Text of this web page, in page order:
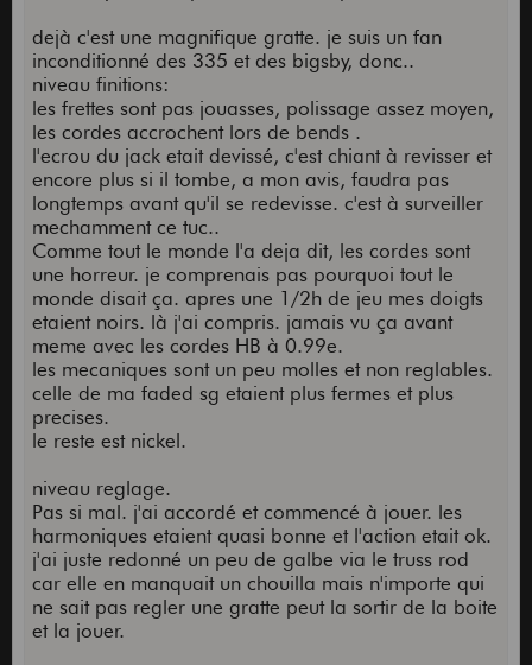
dejà c'est une magnifique gratte. je suis un fan
inconditionné des 335 et des bigsby, donc..
niveau finitions:
les frettes sont pas jouasses, polissage assez moyen,
les cordes accrochent lors de bends .
l'ecrou du jack etait devissé, c'est chiant à revisser et
encore plus si il tombe, a mon avis, faudra pas
longtemps avant qu'il se redevisse. c'est à surveiller
mechamment ce tuc..
Comme tout le monde l'a deja dit, les cordes sont
une horreur. je comprenais pas pourquoi tout le
monde disait ça. apres une 1/2h de jeu mes doigts
etaient noirs. là j'ai compris. jamais vu ça avant
meme avec les cordes HB à 0.99e.
les mecaniques sont un peu molles et non reglables.
celle de ma faded sg etaient plus fermes et plus
precises.
le reste est nickel.
niveau reglage.
Pas si mal. j'ai accordé et commencé à jouer. les
harmoniques etaient quasi bonne et l'action etait ok.
j'ai juste redonné un peu de galbe via le truss rod
car elle en manquait un chouilla mais n'importe qui
ne sait pas regler une gratte peut la sortir de la boite
et la jouer.